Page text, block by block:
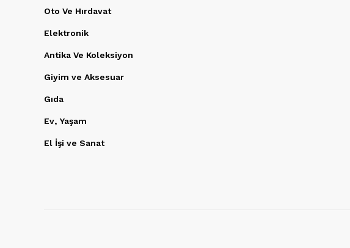
Oto Ve Hırdavat
Elektronik
Antika Ve Koleksiyon
Giyim ve Aksesuar
Gıda
Ev, Yaşam
El İşi ve Sanat